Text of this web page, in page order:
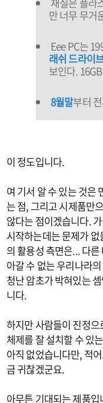
만 너무 무거
Eee PC는
래쉬 드라이
보인다.
8월말부터
이 정도입니다.
여 기서 알 수 있는 것은
는 점, 그리고 시제품만
않다는 점이겠습니다.
시작하는데는 문제가
의 활용성 측면은... 다
아갈 수 없는 우리나라
청난 암초가 박혀있는
니다.
하지만 사람들이 진정으
체제를 잘 설치할 수 있
아직 없었습니다만, 적
금 귀찮겠군요.
아무튼 기대되는 제품